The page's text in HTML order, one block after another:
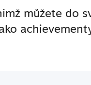
můžete do